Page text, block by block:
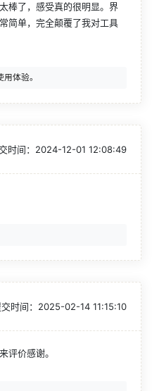
棒了，感受真的很明显。界
简单，完全颠覆了我对工具
时间： 2024-12-01 12:08:49
时间： 2025-02-14 11:15:10
评价感谢。